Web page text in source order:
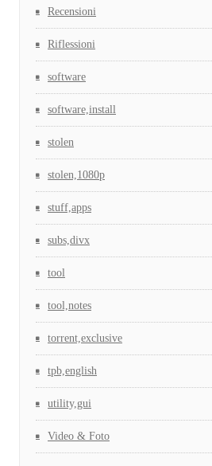
Recensioni
Riflessioni
software
software,install
stolen
stolen,1080p
stuff,apps
subs,divx
tool
tool,notes
torrent,exclusive
tpb,english
utility,gui
Video & Foto